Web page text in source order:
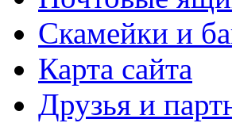
Скамейки и
Карта сайта
Друзья и